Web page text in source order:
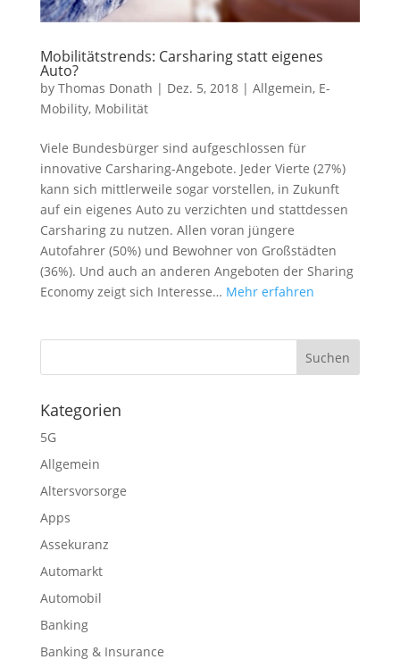
Mobilitätstrends: Carsharing statt eigenes
Auto?
by Thomas Donath | Dez. 5, 2018| Allgemein, E-
Mobility, Mobilität
Viele Bundesbürger sind aufgeschlossen für
innovative Carsharing-Angebote. Jeder Vierte (27%)
kann sich mittlerweile sogar vorstellen, in Zukunft
auf ein eigenes Auto zu verzichten und stattdessen
Carsharing zu nutzen. Allen voran jüngere
Autofahrer (50%) und Bewohner von Großstädten
(36%). Und auch an anderen Angeboten der Sharing
Economy zeigt sich Interesse… Mehr erfahren
Kategorien
5G
Allgemein
Altersvorsorge
Apps
Assekuranz
Automarkt
Automobil
Banking
Banking & Insurance